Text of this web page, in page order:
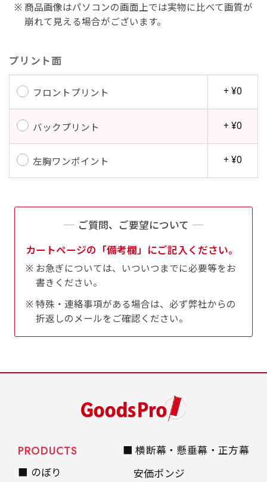
商品画像はパソコンの画面上では実物に比べて画質が
崩れて見える場合がございます。
プリント面
フロントプリント + ¥0
バックプリント + ¥0
左胸ワンポイント + ¥0
ご質問、ご要望について
カートページの「備考欄」にご記入ください。
お急ぎについては、いついつまでに必要等をお
書きください。
特殊・連絡事項がある場合は、必ず弊社からの
折返しのメールをご確認ください。
PRODUCTS
■ のぼり
■ 横断幕・懸垂幕・正方幕
安価ポンジ